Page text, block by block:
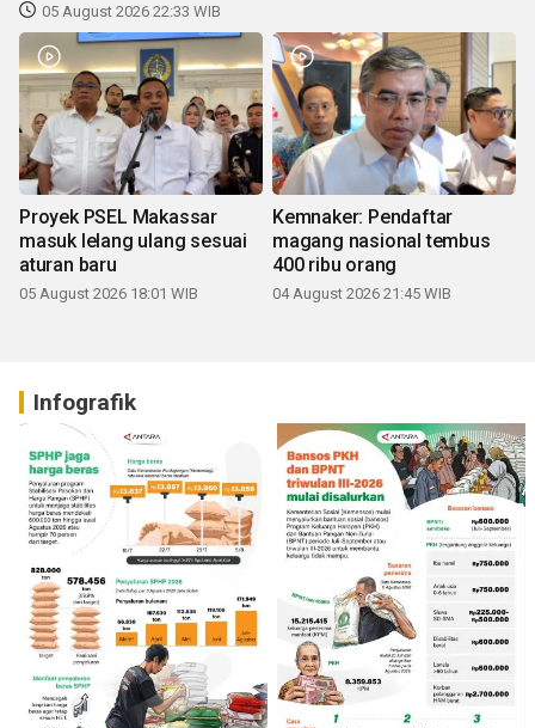
05 August 2026 22:33 WIB
Proyek PSEL Makassar
masuk lelang ulang sesuai
aturan baru
05 August 2026 18:01 WIB
Kemnaker: Pendaftar
magang nasional tembus
400 ribu orang
04 August 2026 21:45 WIB
Infografik